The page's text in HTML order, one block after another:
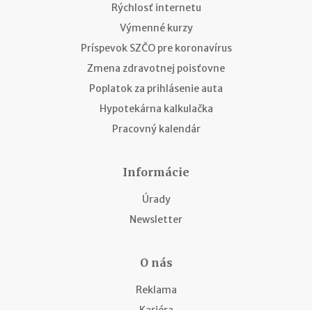
Rýchlosť internetu
Výmenné kurzy
Príspevok SZČO pre koronavírus
Zmena zdravotnej poisťovne
Poplatok za prihlásenie auta
Hypotekárna kalkulačka
Pracovný kalendár
Informácie
Úrady
Newsletter
O nás
Reklama